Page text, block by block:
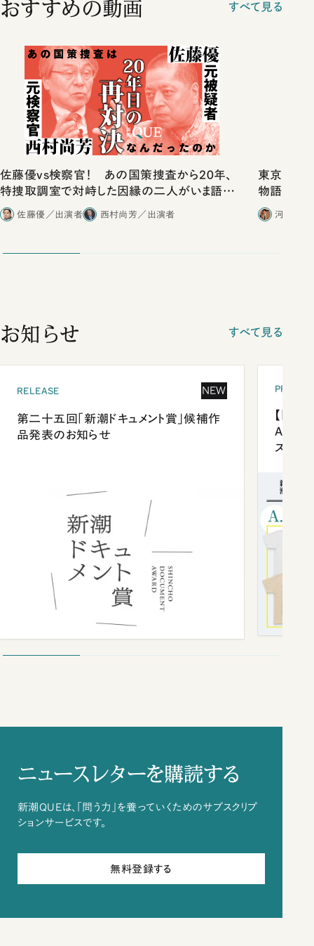
おすすめの動画 すべて見る
佐藤優vs検察官！ あの国策捜査から20年、
特捜取調室で対峙した因縁の二人がいま語り
合ったこと
佐藤優／出演者 西村尚芳／出演者
東京は都
物語」に
河野有
お知らせ すべて見る
RELEASE NEW
第二十五回「新潮ドキュメント賞」候補作
品発表のお知らせ
【「新
ズプレ
ニュースレターを購読する
新潮QUEは、「問う力」を養っていくためのサブスクリプ
ションサービスです。
無料登録する